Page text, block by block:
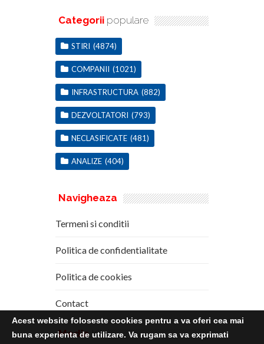
Categorii populare
STIRI (4874)
COMPANII (1021)
INFRASTRUCTURA (882)
DEZVOLTATORI (793)
NECLASIFICATE (481)
ANALIZE (404)
Navigheaza
Termeni si conditii
Politica de confidentialitate
Politica de cookies
Contact
Media Kit
Acest website foloseste cookies pentru a va oferi cea mai
buna experienta de utilizare. Va rugam sa va exprimati